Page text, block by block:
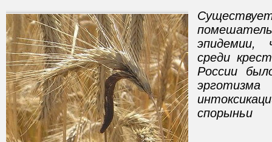
эпидемии,
среди
России
спорыньи